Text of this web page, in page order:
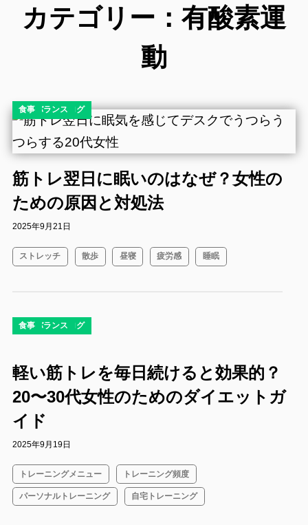
カテゴリー：有酸素運
動
コラム
ダイエット
ダイエットブログ
有酸素運動
栄養バランス
食事
筋トレ翌日に眠いのはなぜ？女性の
ための原因と対処法
2025年9月21日
ストレッチ 散歩 昼寝 疲労感 睡眠
コラム
ダイエット
ダイエットブログ
有酸素運動
栄養バランス
食事
軽い筋トレを毎日続けると効果的？
20〜30代女性のためのダイエットガ
イド
2025年9月19日
トレーニングメニュー トレーニング頻度
パーソナルトレーニング 自宅トレーニング